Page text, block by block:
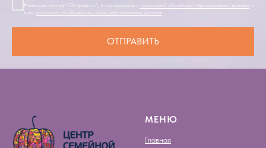
Нажимая кнопку "Отправить", я соглашаюсь с политикой обработки персональных данных
даю согласие на обработку моих персональных данных
ОТПРАВИТЬ
МЕНЮ
Главная